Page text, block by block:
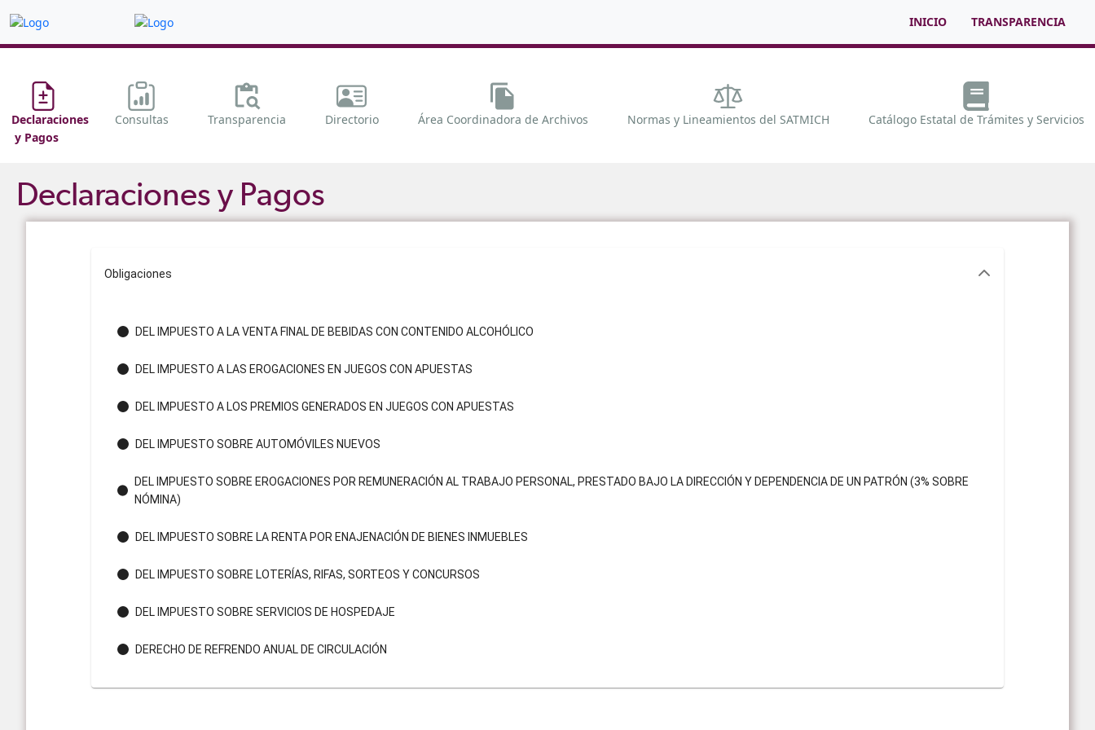
INICIO TRANSPARENCIA
Declaraciones
y Pagos
Consultas Transparencia Directorio Área Coordinadora de Archivos Normas y Lineamientos del SATMICH Catálogo Estatal de Trámites y Servicios
Declaraciones y Pagos
Obligaciones
DEL IMPUESTO A LA VENTA FINAL DE BEBIDAS CON CONTENIDO ALCOHÓLICO
DEL IMPUESTO A LAS EROGACIONES EN JUEGOS CON APUESTAS
DEL IMPUESTO A LOS PREMIOS GENERADOS EN JUEGOS CON APUESTAS
DEL IMPUESTO SOBRE AUTOMÓVILES NUEVOS
DEL IMPUESTO SOBRE EROGACIONES POR REMUNERACIÓN AL TRABAJO PERSONAL, PRESTADO BAJO LA DIRECCIÓN Y DEPENDENCIA DE UN PATRÓN (3% SOBRE
NÓMINA)
DEL IMPUESTO SOBRE LA RENTA POR ENAJENACIÓN DE BIENES INMUEBLES
DEL IMPUESTO SOBRE LOTERÍAS, RIFAS, SORTEOS Y CONCURSOS
DEL IMPUESTO SOBRE SERVICIOS DE HOSPEDAJE
DERECHO DE REFRENDO ANUAL DE CIRCULACIÓN